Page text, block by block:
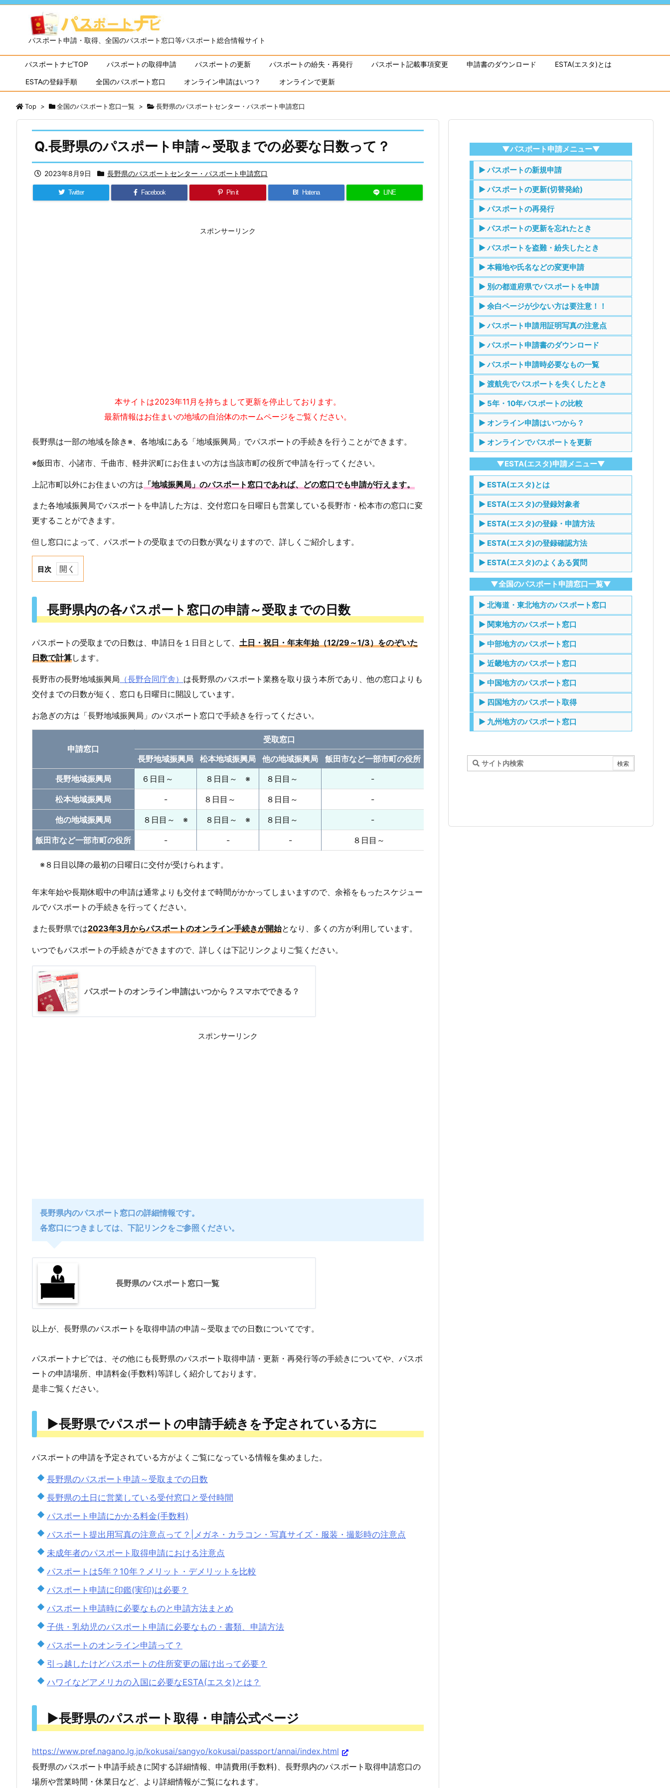
パスポート申請・取得、全国のパスポート窓口等パスポート総合情報サイト
パスポートナビTOP パスポートの取得申請 パスポートの更新 パスポートの紛失・再発行 パスポート記載事項変更 申請書のダウンロード ESTA(エスタ)とは
ESTAの登録手順 全国のパスポート窓口 オンライン申請はいつ？ オンラインで更新
Top > 全国のパスポート窓口一覧 > 長野県のパスポートセンター・パスポート申請窓口
Q.長野県のパスポート申請～受取までの必要な日数って？
2023年8月9日 長野県のパスポートセンター・パスポート申請窓口
Twitter Facebook Pin it B! Hatena LINE
スポンサーリンク
本サイトは2023年11月を持ちまして更新を停止しております。
最新情報はお住まいの地域の自治体のホームページをご覧ください。
長野県は一部の地域を除き※、各地域にある「地域振興局」でパスポートの手続きを行うことができます。
※飯田市、小諸市、千曲市、軽井沢町にお住まいの方は当該市町の役所で申請を行ってください。
上記市町以外にお住まいの方は 「地域振興局」のパスポート窓口であれば、どの窓口でも申請が行えます。
また各地域振興局でパスポートを申請した方は、交付窓口を日曜日も営業している長野市・松本市の窓口に変
更することができます。
但し窓口によって、パスポートの受取までの日数が異なりますので、詳しくご紹介します。
目次
1.
野
内
の
各
パ
ポ
申
～
受
取
で
の
日
▶
長
野
き
を
予
定
い
方
県
パ
ポ
ー
ト
取
請
公
式
ペ
ジ
4.
長
県
の
町
村
長野県内の各パスポート窓口の申請～受取までの日数
パスポートの受取までの日数は、申請日を１日目として、 土日・祝日・年末年始（12/29～1/3）をのぞいた
日数で計算します。
長野市の長野地域振興局 （長野合同庁舎） は長野県のパスポート業務を取り扱う本所であり、他の窓口よりも
交付までの日数が短く、窓口も日曜日に開設しています。
お急ぎの方は「長野地域振興局」のパスポート窓口で手続きを行ってください。
申請窓口
受取窓口
長野地域振興局
松本地域振興局 他の地域振興局
飯田市など一部市町の役所
長野地域振興局
６日目～ ８日目～ ※ ８日目～ -
松本地域振興局 - ８日目～ ８日目～ -
他の地域振興局 ８日目～ ※ ８日目～ ※ ８日目～ -
飯田市など一部市町の役所 - - - ８日目～
※８日目以降の最初の日曜日に交付が受けられます。
年末年始や長期休暇中の申請は通常よりも交付まで時間がかかってしまいますので、余裕をもったスケジュー
ルでパスポートの手続きを行ってください。
また長野県では2023年3月からパスポートのオンライン手続きが開始となり、多くの方が利用しています。
いつでもパスポートの手続きができますので、詳しくは下記リンクよりご覧ください。
パスポートのオンライン申請はいつから？スマホでできる？
スポンサーリンク
長野県内のパスポート窓口の詳細情報です。
各窓口につきましては、下記リンクをご参照ください。
長野県のパスポート窓口一覧
以上が、長野県のパスポートを取得申請の申請～受取までの日数についてです。
パスポートナビでは、その他にも長野県のパスポート取得申請・更新・再発行等の手続きについてや、パスポ
ートの申請場所、申請料金(手数料)等詳しく紹介しております。
是非ご覧ください。
▶長野県でパスポートの申請手続きを予定されている方に
パスポートの申請を予定されている方がよくご覧になっている情報を集めました。
長野県のパスポート申請～受取までの日数
長野県の土日に営業している受付窓口と受付時間
パスポート申請にかかる料金(手数料)
パスポート提出用写真の注意点って？|メガネ・カラコン・写真サイズ・服装・撮影時の注意点
未成年者のパスポート取得申請における注意点
パスポートは5年？10年？メリット・デメリットを比較
パスポート申請に印鑑(実印)は必要？
パスポート申請時に必要なものと申請方法まとめ
子供・乳幼児のパスポート申請に必要なもの・書類、申請方法
パスポートのオンライン申請って？
引っ越したけどパスポートの住所変更の届け出って必要？
ハワイなどアメリカの入国に必要なESTA(エスタ)とは？
▶長野県のパスポート取得・申請公式ページ
https://www.pref.nagano.lg.jp/kokusai/sangyo/kokusai/passport/annai/index.html
長野県のパスポート申請手続きに関する詳細情報、申請費用(手数料)、長野県内のパスポート取得申請窓口の
場所や営業時間・休業日など、より詳細情報がご覧になれます。
▼パスポート申請メニュー▼
▶ パスポートの新規申請
▶ パスポートの更新(切替発給)
▶ パスポートの再発行
▶ パスポートの更新を忘れたとき
▶ パスポートを盗難・紛失したとき
▶ 本籍地や氏名などの変更申請
▶ 別の都道府県でパスポートを申請
▶ 余白ページが少ない方は要注意！！
▶ パスポート申請用証明写真の注意点
▶ パスポート申請書のダウンロード
▶ パスポート申請時必要なもの一覧
▶ 渡航先でパスポートを失くしたとき
▶ 5年・10年パスポートの比較
▶ オンライン申請はいつから？
▶ オンラインでパスポートを更新
▼ESTA(エスタ)申請メニュー▼
▶ ESTA(エスタ)とは
▶ ESTA(エスタ)の登録対象者
▶ ESTA(エスタ)の登録・申請方法
▶ ESTA(エスタ)の登録確認方法
▶ ESTA(エスタ)のよくある質問
▼全国のパスポート申請窓口一覧▼
▶ 北海道・東北地方のパスポート窓口
▶ 関東地方のパスポート窓口
▶ 中部地方のパスポート窓口
▶ 近畿地方のパスポート窓口
▶ 中国地方のパスポート窓口
▶ 四国地方のパスポート取得
▶ 九州地方のパスポート窓口